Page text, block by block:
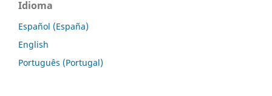
Idioma
Español (España)
English
Português (Portugal)